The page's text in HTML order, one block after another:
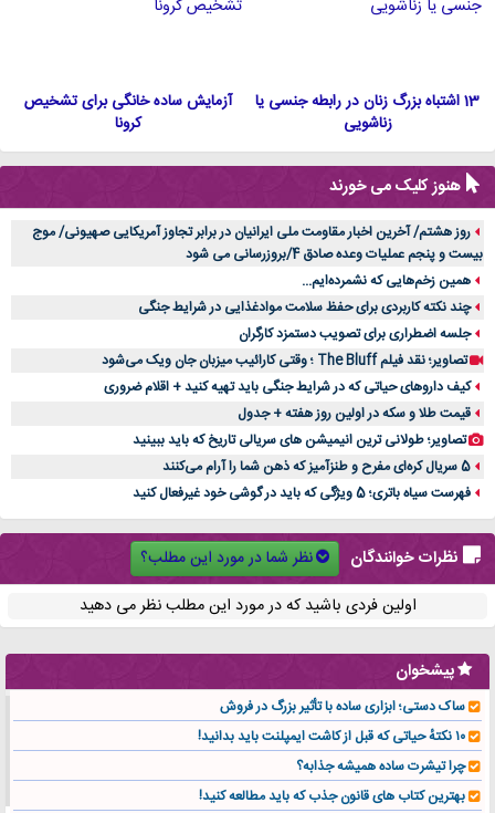
13 اشتباه بزرگ زنان در رابطه جنسی یا
زناشویی
آزمایش ساده خانگی برای تشخیص
کرونا
هنوز کلیک می خورند
روز هشتم/ آخرین اخبار مقاومت ملی ایرانیان در برابر تجاوز آمریکایی صهیونی/ موج
بیست و پنجم عملیات وعده صادق 4/بروزرسانی می شود
همین زخم‌هایی که نشمرده‌ایم...
چند نکته کاربردی برای حفظ سلامت موادغذایی در شرایط جنگی
جلسه اضطراری برای تصویب دستمزد کارگران
تصاویر؛ نقد فیلم The Bluff ؛ وقتی کارائیب میزبان جان ویک می‌شود
کیف داروهای حیاتی که در شرایط جنگی باید تهیه کنید + اقلام ضروری
قیمت طلا و سکه در اولین روز هفته + جدول
تصاویر؛ طولانی ترین انیمیشن های سریالی تاریخ که باید ببینید
5 سریال کره‌ای مفرح و طنزآمیز که ذهن شما را آرام می‌کنند
فهرست سیاه باتری؛ 5 ویژگی که باید در گوشی خود غیرفعال کنید
نظرات خوانندگان
نظر شما در مورد این مطلب؟
اولین فردی باشید که در مورد این مطلب نظر می دهید
پیشخوان
ساک دستی؛ ابزاری ساده با تأثیر بزرگ در فروش
۱۰ نکتهٔ حیاتی که قبل از کاشت ایمپلنت باید بدانید!
چرا تیشرت ساده همیشه جذابه؟
بهترین کتاب های قانون جذب که باید مطالعه کنید!